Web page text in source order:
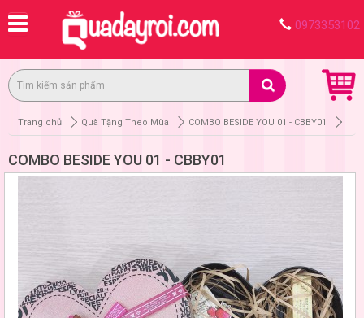
0973353102
Trang chủ Quà Tặng Theo Mùa COMBO BESIDE YOU 01 - CBBY01
COMBO BESIDE YOU 01 - CBBY01